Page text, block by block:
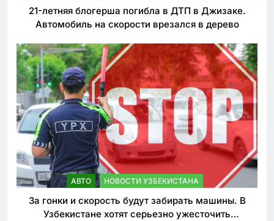
21-летняя блогерша погибла в ДТП в Джизаке.
Автомобиль на скорости врезался в дерево
АВТО НОВОСТИ УЗБЕКИСТАНА
За гонки и скорость будут забирать машины. В
Узбекистане хотят серьезно ужесточить